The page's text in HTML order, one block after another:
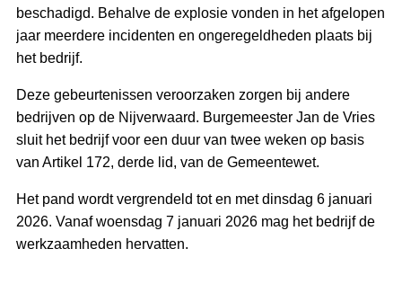
beschadigd. Behalve de explosie vonden in het afgelopen
jaar meerdere incidenten en ongeregeldheden plaats bij
het bedrijf.
Deze gebeurtenissen veroorzaken zorgen bij andere
bedrijven op de Nijverwaard. Burgemeester Jan de Vries
sluit het bedrijf voor een duur van twee weken op basis
van Artikel 172, derde lid, van de Gemeentewet.
Het pand wordt vergrendeld tot en met dinsdag 6 januari
2026. Vanaf woensdag 7 januari 2026 mag het bedrijf de
werkzaamheden hervatten.